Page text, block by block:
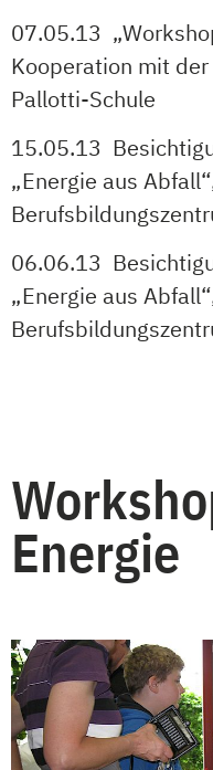
07.05.13
Kooperation mit
Pallotti-Schule
15.05.13
„Energie aus
06.06.13
„Energie aus
Energie